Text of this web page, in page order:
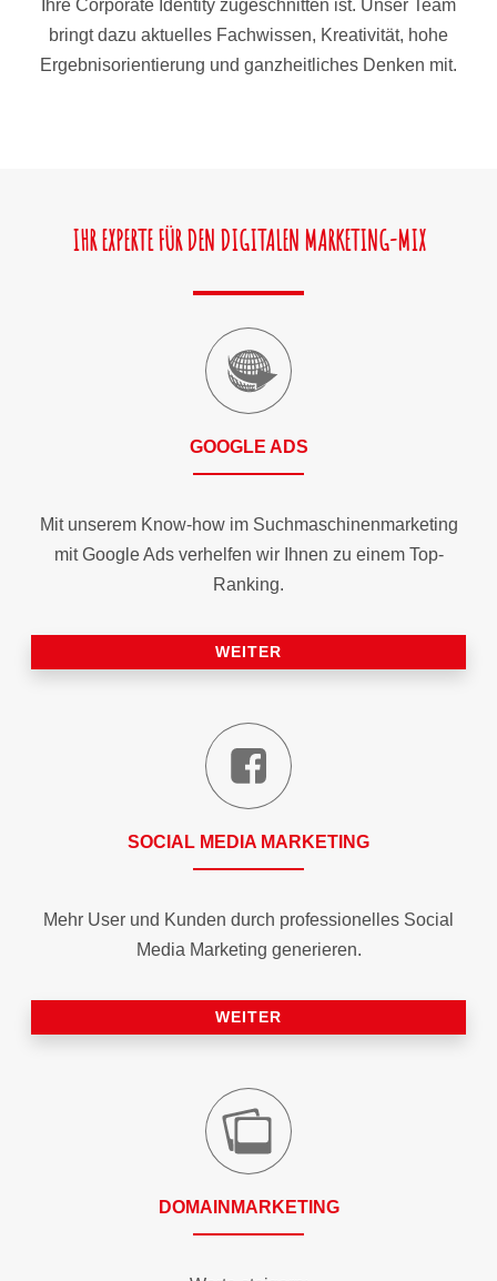
Ihre Corporate Identity zugeschnitten ist. Unser Team
bringt dazu aktuelles Fachwissen, Kreativität, hohe
Ergebnisorientierung und ganzheitliches Denken mit.
IHR EXPERTE FÜR DEN DIGITALEN MARKETING-MIX
GOOGLE ADS
Mit unserem Know-how im Suchmaschinen­marketing
mit Google Ads verhelfen wir Ihnen zu einem Top-
Ranking.
WEITER
SOCIAL MEDIA MARKETING
Mehr User und Kunden durch professionelles Social
Media Marketing generieren.
WEITER
DOMAIN­MARKETING